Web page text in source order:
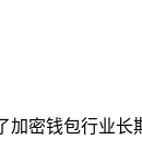
加密钱包行